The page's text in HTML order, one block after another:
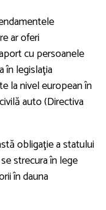
ar oferi
cu persoanele
în legislaţia
la nivel european în
auto (Directiva
obligaţie a statului
strecura în lege
în dauna